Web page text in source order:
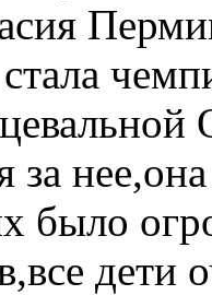
за
было
дети